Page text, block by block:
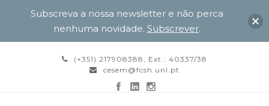
(+351) 217908388, Ext.: 40337/38
cesem@fcsh.unl.pt
Subscreva a nossa newsletter e não perca
nenhuma novidade. Subscrever.